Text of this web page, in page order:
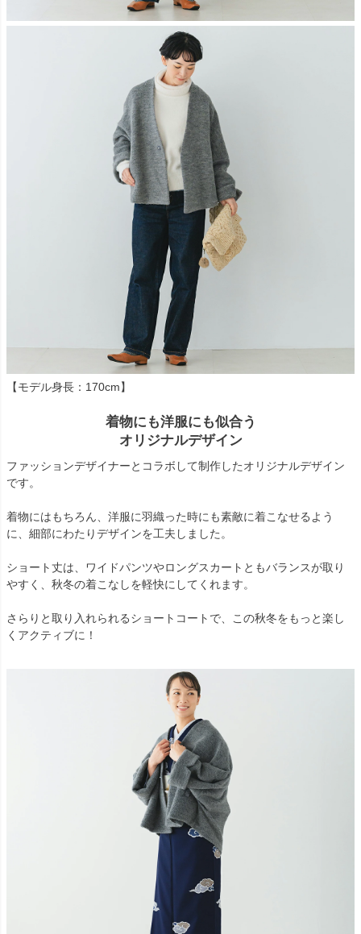
【モデル身長：170cm】
着物にも洋服にも似合う
オリジナルデザイン
ファッションデザイナーとコラボして制作したオリジナルデザイン
です。
着物にはもちろん、洋服に羽織った時にも素敵に着こなせるよう
に、細部にわたりデザインを工夫しました。
ショート丈は、ワイドパンツやロングスカートともバランスが取り
やすく、秋冬の着こなしを軽快にしてくれます。
さらりと取り入れられるショートコートで、この秋冬をもっと楽し
くアクティブに！